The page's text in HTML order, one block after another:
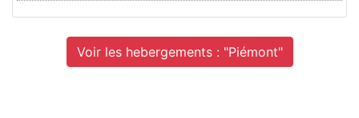
Voir les hebergements : "Piémont"